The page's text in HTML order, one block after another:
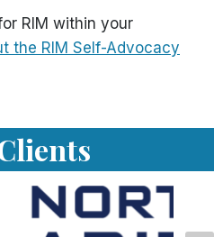
RIM within your
the RIM Self-Advocacy